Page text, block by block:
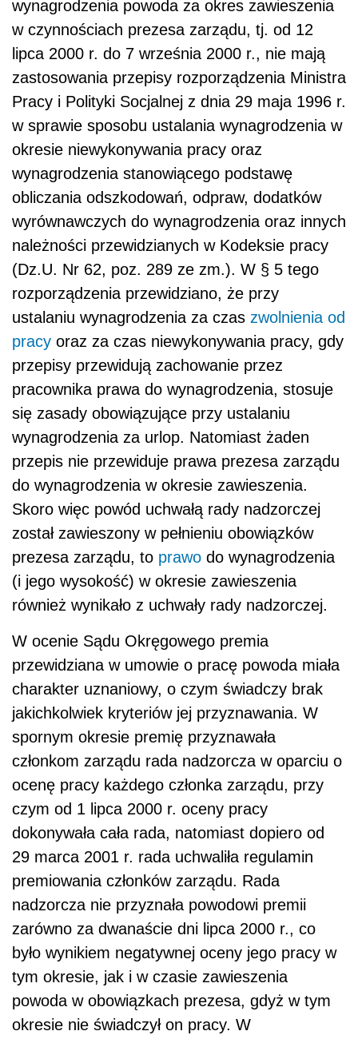
wynagrodzenia powoda za okres zawieszenia
w czynnościach prezesa zarządu, tj. od 12
lipca 2000 r. do 7 września 2000 r., nie mają
zastosowania przepisy rozporządzenia Ministra
Pracy i Polityki Socjalnej z dnia 29 maja 1996 r.
w sprawie sposobu ustalania wynagrodzenia w
okresie niewykonywania pracy oraz
wynagrodzenia stanowiącego podstawę
obliczania odszkodowań, odpraw, dodatków
wyrównawczych do wynagrodzenia oraz innych
należności przewidzianych w Kodeksie pracy
(Dz.U. Nr 62, poz. 289 ze zm.). W § 5 tego
rozporządzenia przewidziano, że przy
ustalaniu wynagrodzenia za czas zwolnienia od
pracy oraz za czas niewykonywania pracy, gdy
przepisy przewidują zachowanie przez
pracownika prawa do wynagrodzenia, stosuje
się zasady obowiązujące przy ustalaniu
wynagrodzenia za urlop. Natomiast żaden
przepis nie przewiduje prawa prezesa zarządu
do wynagrodzenia w okresie zawieszenia.
Skoro więc powód uchwałą rady nadzorczej
został zawieszony w pełnieniu obowiązków
prezesa zarządu, to prawo do wynagrodzenia
(i jego wysokość) w okresie zawieszenia
również wynikało z uchwały rady nadzorczej.
W ocenie Sądu Okręgowego premia
przewidziana w umowie o pracę powoda miała
charakter uznaniowy, o czym świadczy brak
jakichkolwiek kryteriów jej przyznawania. W
spornym okresie premię przyznawała
członkom zarządu rada nadzorcza w oparciu o
ocenę pracy każdego członka zarządu, przy
czym od 1 lipca 2000 r. oceny pracy
dokonywała cała rada, natomiast dopiero od
29 marca 2001 r. rada uchwaliła regulamin
premiowania członków zarządu. Rada
nadzorcza nie przyznała powodowi premii
zarówno za dwanaście dni lipca 2000 r., co
było wynikiem negatywnej oceny jego pracy w
tym okresie, jak i w czasie zawieszenia
powoda w obowiązkach prezesa, gdyż w tym
okresie nie świadczył on pracy. W